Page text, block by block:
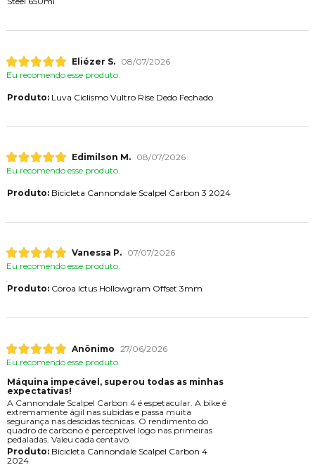
Eliézer S.
08/07/2026
Eu recomendo esse produto.
Produto:Luva Ciclismo Vultro Rise Dedo Fechado
Edimilson M.
08/07/2026
Eu recomendo esse produto.
Produto:Bicicleta Cannondale Scalpel Carbon 3 2024
Vanessa P.
07/07/2026
Eu recomendo esse produto.
Produto:Coroa Ictus Hollowgram Offset 3mm
Anônimo 27/06/2026
Eu recomendo esse produto.
Máquina impecável, superou todas as minhas
expectativas!
A Cannondale Scalpel Carbon 4 é espetacular. A bike é
extremamente ágil nas subidas e passa muita
segurança nas descidas técnicas. O rendimento do
quadro de carbono é perceptível logo nas primeiras
pedaladas. Valeu cada centavo.
Produto:Bicicleta Cannondale Scalpel Carbon 4
2024